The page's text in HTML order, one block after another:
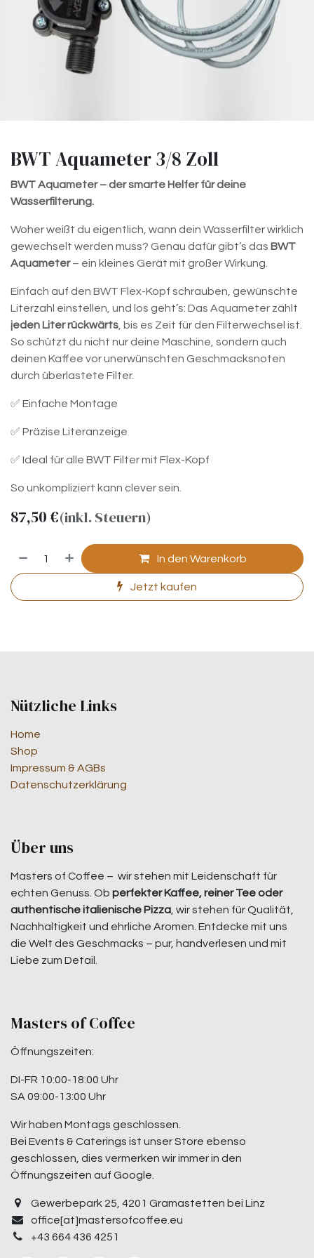
BWT Aquameter 3/8 Zoll
BWT Aquameter – der smarte Helfer für deine
Wasserfilterung.
Woher weißt du eigentlich, wann dein Wasserfilter wirklich
gewechselt werden muss? Genau dafür gibt’s das BWT
Aquameter– ein kleines Gerät mit großer Wirkung.
Einfach auf den BWT Flex-Kopf schrauben, gewünschte
Literzahl einstellen, und los geht’s: Das Aquameter zählt
jeden Liter rückwärts, bis es Zeit für den Filterwechsel ist.
So schützt du nicht nur deine Maschine, sondern auch
deinen Kaffee vor unerwünschten Geschmacksnoten
durch überlastete Filter.
✅ Einfache Montage
✅ Präzise Literanzeige
✅ Ideal für alle BWT Filter mit Flex-Kopf
So unkompliziert kann clever sein.
87,50 €(inkl. Steuern)
In den Warenkorb
Jetzt kaufen
Nützliche Links
Home
Shop
Impressum & AGBs
Datenschutzerklärung
Über uns
Masters of Coffee – wir stehen mit Leidenschaft für
echten Genuss. Ob perfekter Kaffee, reiner Tee oder
authentische italienische Pizza , wir stehen für Qualität,
Nachhaltigkeit und ehrliche Aromen. Entdecke mit uns
die Welt des Geschmacks – pur, handverlesen und mit
Liebe zum Detail.
Masters of Coffee
Öffnungszeiten:
DI-FR 10:00-18:00 Uhr
SA 09:00-13:00 Uhr
Wir haben Montags geschlossen.
Bei Events & Caterings ist unser Store ebenso
geschlossen, dies vermerken wir immer in den
Öffnungszeiten auf Google.
Gewerbepark 25, 4201 Gramastetten bei Linz
office[at]mastersofcoffee.eu
+43 664 436 4251